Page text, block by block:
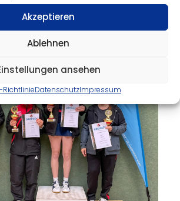
Akzeptieren
Ablehnen
ansehen
RichtlinieDatenschutzImpressum